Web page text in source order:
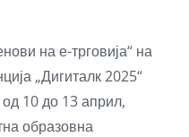
на е-трговија“ на
„Дигиталк 2025“
10 до 13 април,
образовна